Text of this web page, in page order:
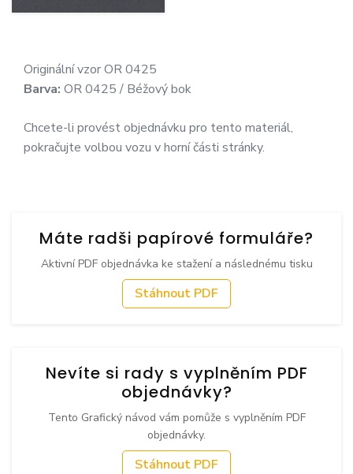
Originální vzor OR 0425
Barva: OR 0425 / Béžový bok
Chcete-li provést objednávku pro tento materiál,
pokračujte volbou vozu v horní části stránky.
Máte radši papírové formuláře?
Aktivní PDF objednávka ke stažení a následnému tisku
Stáhnout PDF
Nevíte si rady s vyplněním PDF
objednávky?
Tento Grafický návod vám pomůže s vyplněním PDF
objednávky.
Stáhnout PDF